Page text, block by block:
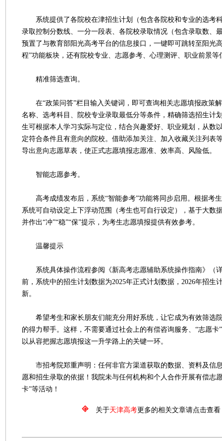
系统提供了各院校在津招生计划（包含各院校和专业的选考
录取控制分数线、一分一段表、各院校录取情况（包含录取数、
预置了与教育部阳光高考平台的信息接口，一键即可跳转至阳光
程”功能板块，还有院校专业、志愿参考、心理测评、职业前景等
精准筛选查询。
在“政策问答”栏目输入关键词，即可查询相关志愿填报政策
名称、选考科目、院校专业录取最低分等条件，精确筛选招生计
生可根据本人学习实际与定位，结合兴趣爱好、职业规划，从数
定符合条件且有意向的院校。借助添加关注、加入收藏关注列表
导出意向志愿草表，使正式志愿填报志愿准、效率高、风险低。
智能志愿参考。
高考成绩发布后，系统“智能参考”功能将同步启用。根据考
系统可自动设定上下浮动范围（考生也可自行设定），基于大数
并作出“冲”“稳”“保”提示，为考生志愿填报提供有效参考。
温馨提示
系统具体操作流程参阅《新高考志愿辅助系统操作指南》（
前，系统中的招生计划数据为2025年正式计划数据，2026年招生
新。
希望考生和家长朋友们能充分用好系统，让它成为有效筛选
的得力帮手。这样，不需要通过社会上的有偿咨询服务、“志愿卡
以从容把握志愿填报这一升学路上的关键一环。
市招考院郑重声明：任何非官方渠道获取的数据、资料及信
愿和招生录取的依据！我院未与任何机构和个人合作开展有偿志
卡”等活动！
关于天津高考更多的相关文章请点击查看